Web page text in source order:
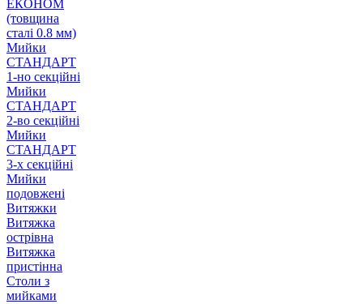
ЕКОНОМ
(товщина
сталі 0.8 мм)
Мийки
СТАНДАРТ
1-но секційні
Мийки
СТАНДАРТ
2-во секційні
Мийки
СТАНДАРТ
3-х секційні
Мийки
подовжені
Витяжки
Витяжка
острівна
Витяжка
пристінна
Столи з
мийками